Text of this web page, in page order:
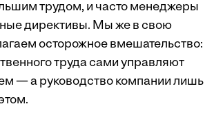
трудом, и часто менеджеры
директивы. Мы же в свою
осторожное вмешательство:
труда сами управляют
— а руководство компании лишь